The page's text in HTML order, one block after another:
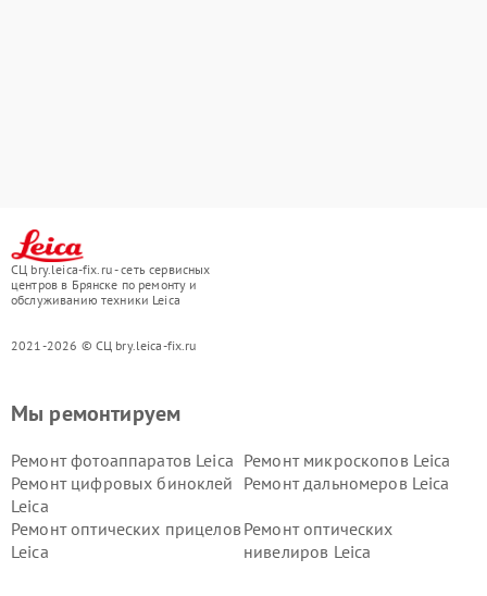
СЦ bry.leica-fix.ru - сеть сервисных
центров в Брянске по ремонту и
обслуживанию техники Leica
2021-2026 © СЦ bry.leica-fix.ru
Мы ремонтируем
Ремонт фотоаппаратов Leica Ремонт микроскопов Leica
Ремонт цифровых биноклей
Leica
Ремонт дальномеров Leica
Ремонт оптических прицелов
Leica
Ремонт оптических
нивелиров Leica